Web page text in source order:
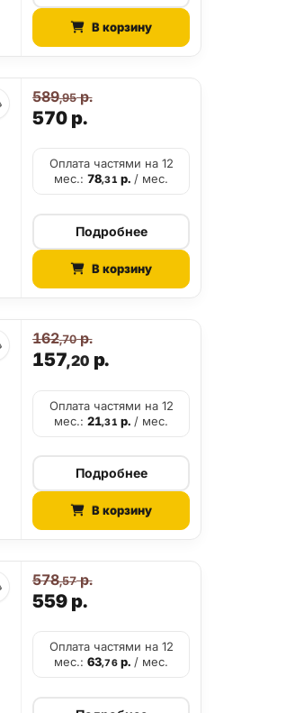
В корзину
570р.
589,95р.
Оплата частями на 12
мес.:78,31 р./ мес.
Подробнее
В корзину
157,20р.
162,70р.
Оплата частями на 12
мес.:21,31 р./ мес.
Подробнее
В корзину
559р.
578,57р.
Оплата частями на 12
мес.:63,76р./ мес.